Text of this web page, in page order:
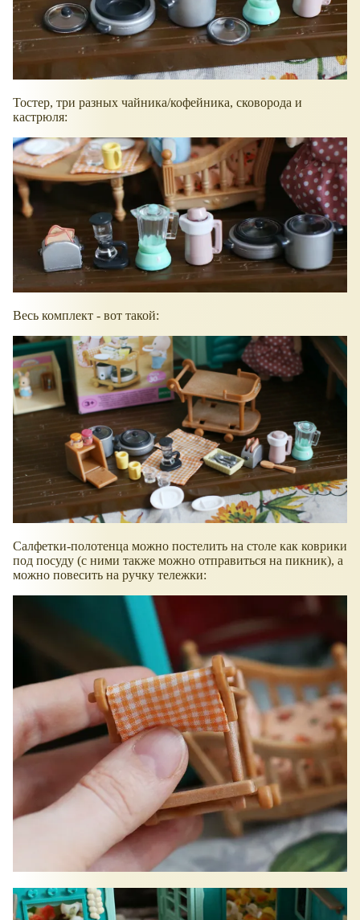
Тостер, три разных чайника/кофейника, сковорода и
кастрюля:
Весь комплект - вот такой:
Салфетки-полотенца можно постелить на столе как коврики
под посуду (с ними также можно отправиться на пикник), а
можно повесить на ручку тележки: